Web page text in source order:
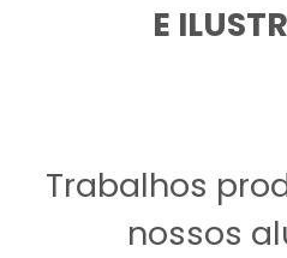
E
Trabalhos
nossos